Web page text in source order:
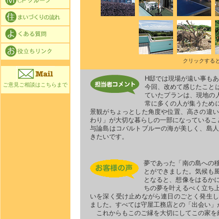
ご意見ご相談はこちらまで
クリックする
H邸では現場が遠い事も
今回、改めて感じたこと
ていたプランは、現地の
常に多くの人が集うため
景観がちょっとした角度や位置、高さの違
わり」が大切な暮らしの一部になっている
与論島はコバルトブルーの海が美しく、島
きたいです。
夢であった「南の島への
とができました。気候も
となると、想像をはるか
ちの夢を叶えるべく立ち
いを深く受け止めながら連日のごとく発生
ました。すべては守屋工務店との「出会い
これからもこのご縁を大切にしてこの家